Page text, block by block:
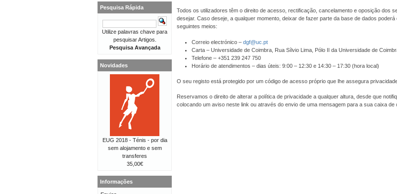
Todos os utilizadores têm o direito de acesso, rectificação, cancelamento e oposição dos
desejar. Caso deseje, a qualquer momento, deixar de fazer parte da base de dados
seguintes meios:
Correio electrónico – dgf@uc.pt
Carta – Universidade de Coimbra, Rua Sílvio Lima, Pólo II da Universidade de
Telefone – +351 239 247 750
Horário de atendimentos – dias úteis: 9:00 – 12:30 e 14:30 – 17:30 (hora local)
O seu registo está protegido por um código de acesso próprio que lhe assegura
Reservamos o direito de alterar a política de privacidade a qualquer altura, desde que
colocando um aviso neste link ou através do envio de uma mensagem para a sua caixa de
Pesquisa Rápida
Utilize palavras chave para
pesquisar Artigos.
Pesquisa Avançada
Novidades
EUG 2018 - Ténis - por dia
sem alojamento e sem
transferes
35,00€
Informações